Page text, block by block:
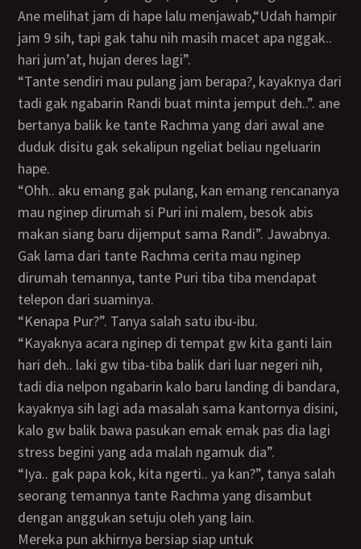
Ane melihat jam di hape lalu menjawab,“Udah hampir
jam 9 sih, tapi gak tahu nih masih macet apa nggak..
hari jum’at, hujan deres lagi”.
“Tante sendiri mau pulang jam berapa?, kayaknya dari
tadi gak ngabarin Randi buat minta jemput deh..”. ane
bertanya balik ke tante Rachma yang dari awal ane
duduk disitu gak sekalipun ngeliat beliau ngeluarin
hape.
“Ohh.. aku emang gak pulang, kan emang rencananya
mau nginep dirumah si Puri ini malem, besok abis
makan siang baru dijemput sama Randi”. Jawabnya.
Gak lama dari tante Rachma cerita mau nginep
dirumah temannya, tante Puri tiba tiba mendapat
telepon dari suaminya.
“Kenapa Pur?”. Tanya salah satu ibu-ibu.
“Kayaknya acara nginep di tempat gw kita ganti lain
hari deh.. laki gw tiba-tiba balik dari luar negeri nih,
tadi dia nelpon ngabarin kalo baru landing di bandara,
kayaknya sih lagi ada masalah sama kantornya disini,
kalo gw balik bawa pasukan emak emak pas dia lagi
stress begini yang ada malah ngamuk dia”.
“Iya.. gak papa kok, kita ngerti.. ya kan?”, tanya salah
seorang temannya tante Rachma yang disambut
dengan anggukan setuju oleh yang lain.
Mereka pun akhirnya bersiap siap untuk